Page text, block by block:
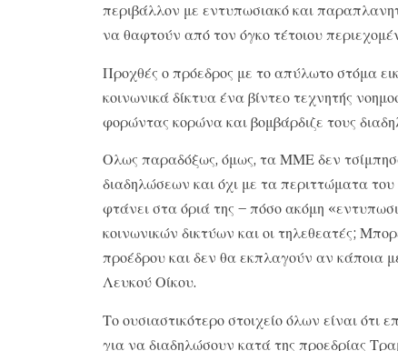
περιβάλλον με εντυπωσιακό και
να θαφτούν από τον όγκο τέτοιου
Προχθές ο πρόεδρος με το απύλωτο στόμα
κοινωνικά δίκτυα ένα βίντεο τεχνητής
φορώντας κορώνα και βομβάρδιζε τους
Ολως παραδόξως, όμως, τα ΜΜΕ δεν
διαδηλώσεων και όχι με τα περιττώματα
φτάνει στα όριά της – πόσο ακόμη
κοινωνικών δικτύων και οι τηλεθεατές;
προέδρου και δεν θα εκπλαγούν αν κάποια
Λευκού Οίκου.
Το ουσιαστικότερο στοιχείο όλων είναι
για να διαδηλώσουν κατά της προεδρίας